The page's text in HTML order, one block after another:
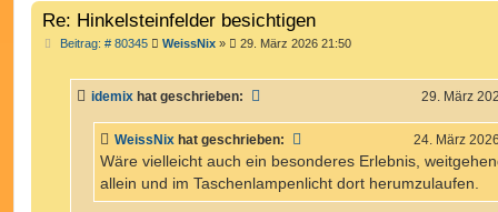
Re: Hinkelsteinfelder besichtigen
Beitrag: # 80345B
r
WeissNix» 29. März 2026 21:50
idemix hat geschrieben: 29. März
WeissNix hat geschrieben: 24. März
Wäre vielleicht auch ein besonderes Erlebnis,
allein und im Taschenlampenlicht dort herumzulaufen.